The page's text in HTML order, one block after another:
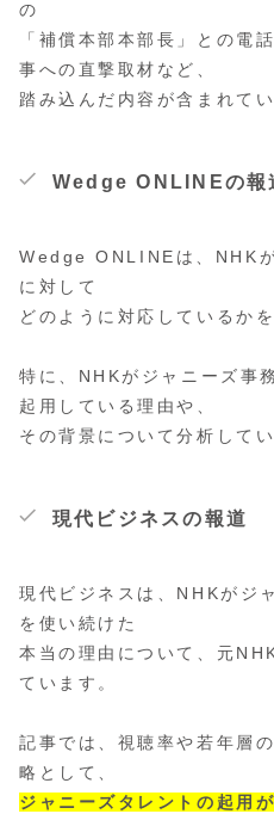
の
「補償本部本部長」との電
事への直撃取材など、
踏み込んだ内容が含まれてい
Wedge ONLINEの報
Wedge ONLINEは、NHK
に対して
どのように対応しているか
特に、NHKがジャニーズ事
起用している理由や、
その背景について分析してい
現代ビジネスの報道
現代ビジネスは、NHKがジ
を使い続けた
本当の理由について、元
ています。
記事では、視聴率や若年層
略として、
ジャニーズタレントの起用